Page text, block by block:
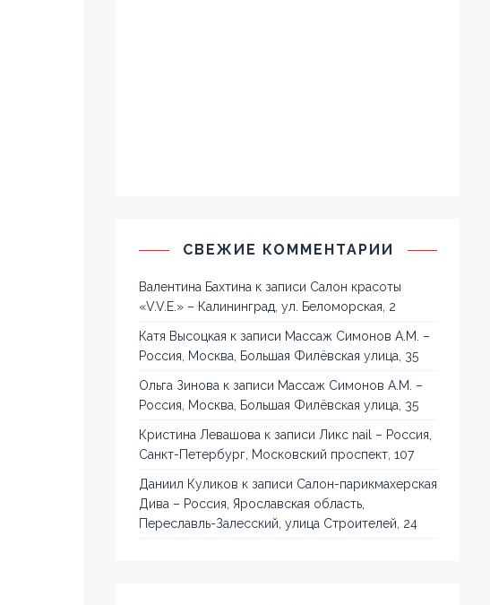
СВЕЖИЕ КОММЕНТАРИИ
Валентина Бахтина к записи Салон красоты
«V.V.E.» – Калининград, ул. Беломорская, 2
Катя Высоцкая к записи Массаж Симонов А.М. –
Россия, Москва, Большая Филёвская улица, 35
Ольга Зинова к записи Массаж Симонов А.М. –
Россия, Москва, Большая Филёвская улица, 35
Кристина Левашова к записиЛикс nail – Россия,
Санкт-Петербург, Московский проспект, 107
Даниил Куликов к записи Салон-парикмахерская
Дива – Россия, Ярославская область,
Переславль-Залесский, улица Строителей, 24